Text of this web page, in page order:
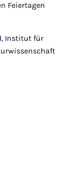
Feiertagen
, Institut für